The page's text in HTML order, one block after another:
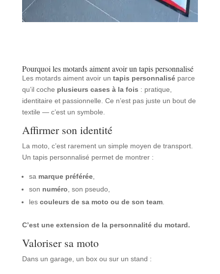
Pourquoi les motards aiment avoir un tapis personnalisé
Les motards aiment avoir un tapis personnaliséparce
qu’il coche plusieurs cases à la fois : pratique,
identitaire et passionnelle. Ce n’est pas juste un bout de
textile — c’est un symbole.
Affirmer son identité
La moto, c’est rarement un simple moyen de transport.
Un tapis personnalisé permet de montrer :
sa marque préférée,
son numéro , son pseudo,
les couleurs de sa moto ou de son team.
C’est une extension de la personnalité du motard.
Valoriser sa moto
Dans un garage, un box ou sur un stand :